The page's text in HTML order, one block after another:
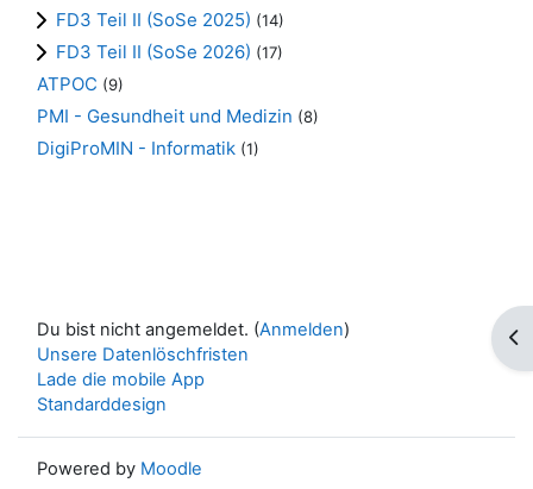
FD3 Teil II (SoSe 2025) (14)
FD3 Teil II (SoSe 2026) (17)
ATPOC (9)
PMI - Gesundheit und Medizin (8)
DigiProMIN - Informatik (1)
Du bist nicht angemeldet. (Anmelden)
Unsere Datenlöschfristen
Lade die mobile App
Standarddesign
Powered by Moodle